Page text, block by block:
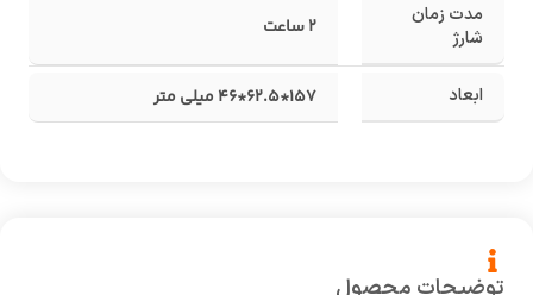
توضیحات محصول
مدت زمان
شارژ
2 ساعت
ابعاد 157*62.5*46 میلی متر